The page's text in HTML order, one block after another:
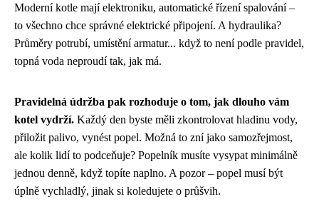
Moderní kotle mají elektroniku, automatické řízení spalování –
to všechno chce správné elektrické připojení. A hydraulika?
Průměry potrubí, umístění armatur... když to není podle pravidel,
topná voda neproudí tak, jak má.
Pravidelná údržba pak rozhoduje o tom, jak dlouho vám
kotel vydrží. Každý den byste měli zkontrolovat hladinu vody,
přiložit palivo, vynést popel. Možná to zní jako samozřejmost,
ale kolik lidí to podceňuje? Popelník musíte vysypat minimálně
jednou denně, když topíte naplno. A pozor – popel musí být
úplně vychladlý, jinak si koledujete o průšvih.